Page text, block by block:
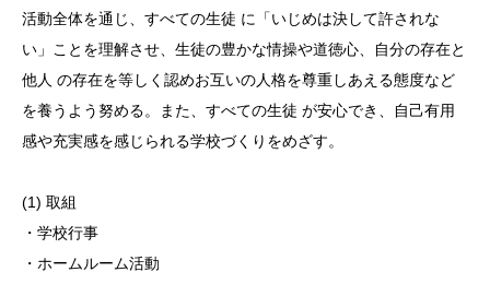
活動全体を通じ、すべての生徒 に「いじめは決して許されな
い」ことを理解させ、生徒の豊かな情操や道徳心、自分の存在と
他人 の存在を等しく認めお互いの人格を尊重しあえる態度など
を養うよう努める。また、すべての生徒 が安心でき、自己有用
感や充実感を感じられる学校づくりをめざす。
(1) 取組
・学校行事
・ホームルーム活動